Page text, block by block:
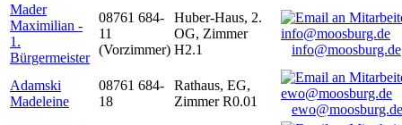
Mader
Maximilian -
1.
Bürgermeister
08761 684-
11
(Vorzimmer)
Huber-Haus, 2.
OG, Zimmer
H2.1
info@moosburg.de
Adamski
Madeleine
08761 684-
18
Rathaus, EG,
Zimmer R0.01
ewo@moosburg.de